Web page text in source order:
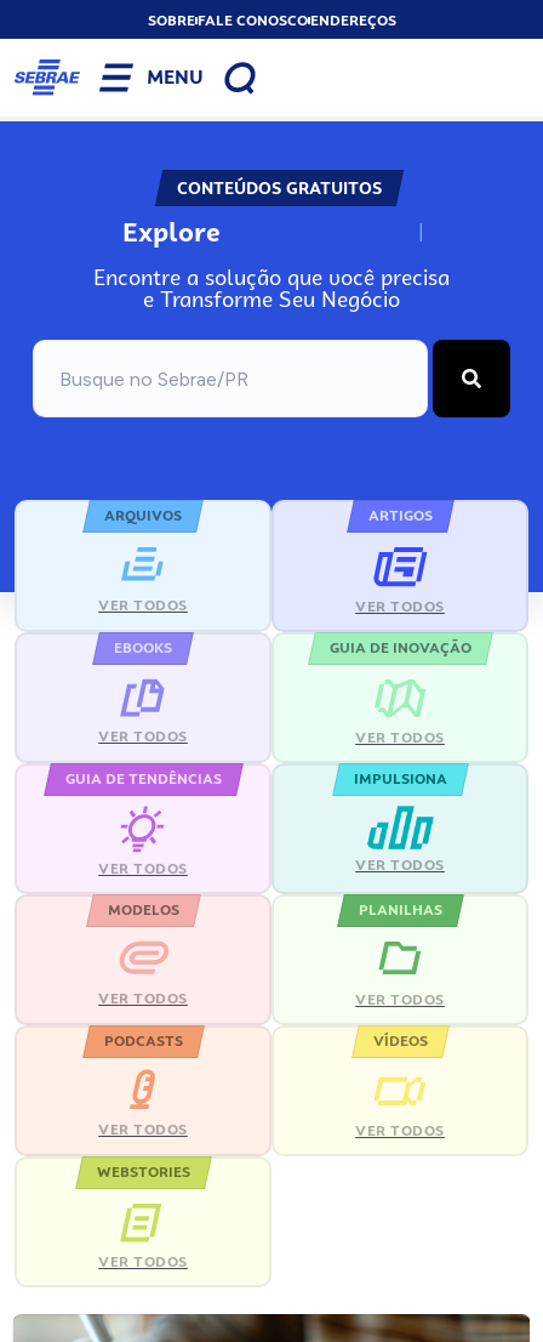
SOBREFALE CONOSCOENDEREÇOS
MENU
CONTEÚDOS GRATUITOS
Explore N
Encontre a solução que você precisa
e Transforme Seu Negócio
ARQUIVOS
VER TODOS
ARTIGOS
VER TODOS
EBOOKS
VER TODOS
GUIA DE INOVAÇÃO
VER TODOS
GUIA DE TENDÊNCIAS
VER TODOS
IMPULSIONA
VER TODOS
MODELOS
VER TODOS
PLANILHAS
VER TODOS
PODCASTS
VER TODOS
VÍDEOS
VER TODOS
WEBSTORIES
VER TODOS